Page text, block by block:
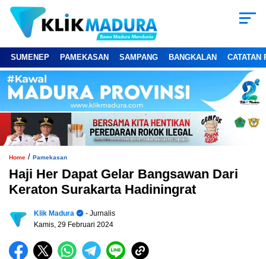
SUMENEP PAMEKASAN SAMPANG BANGKALAN CATATAN
Home / Pamekasan
Haji Her Dapat Gelar Bangsawan Dari
Keraton Surakarta Hadiningrat
Klik Madura
- Jurnalis
Kamis, 29 Februari 2024